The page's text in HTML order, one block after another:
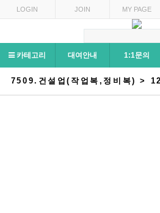
LOGIN JOIN MY PAGE
카테고리 대여안내 1:1문의
7509.건설업(작업복,정비복) >